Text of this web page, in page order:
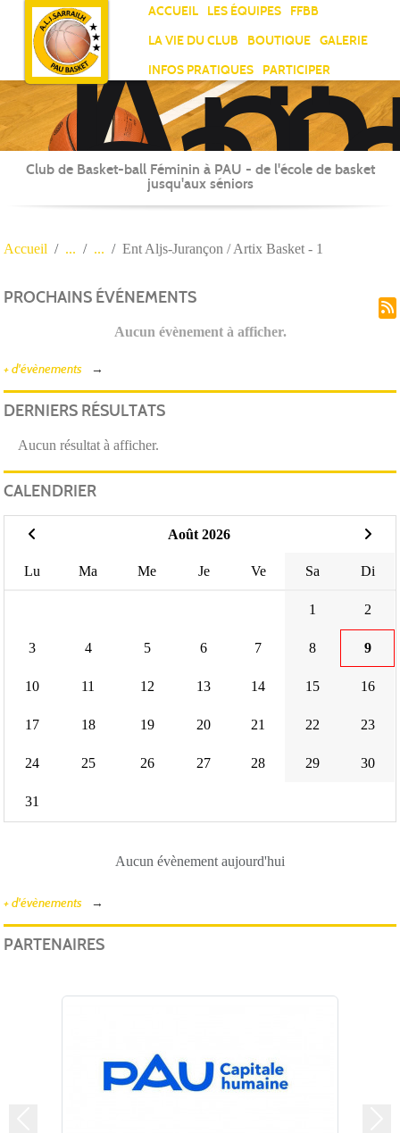
ACCUEIL LES ÉQUIPES
FFBB
LA VIE DU CLUB
BOUTIQUE
GALERIE
INFOS PRATIQUES
PARTICIPER
Club de Basket-ball Féminin à PAU - de l'école de basket
jusqu'aux séniors
Accueil Ent Aljs-Jurançon / Artix Basket - 1
PROCHAINS ÉVÉNEMENTS
Aucun évènement à afficher.
+ d'évènements
DERNIERS RÉSULTATS
Aucun résultat à afficher.
CALENDRIER
Août 2026
Lu Ma Me Je Ve Sa Di
1 2
3 4 5 6 7 8 9
10 11 12 13 14 15 16
17 18 19 20 21 22 23
24 25 26 27 28 29 30
31
Aucun évènement aujourd'hui
+ d'évènements
PARTENAIRES
Panneau de gestion des cookies